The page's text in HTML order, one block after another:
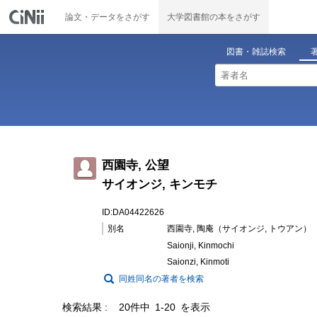
論文・データをさがす 大学図書館の本をさがす
図書・雑誌検索
西園寺, 公望
サイオンジ, キンモチ
ID:DA04422626
別名
西園寺, 陶庵（サイオンジ, トウアン）
Saionji, Kinmochi
Saionzi, Kinmoti
同姓同名の著者を検索
検索結果 20件中 1-20 を表示